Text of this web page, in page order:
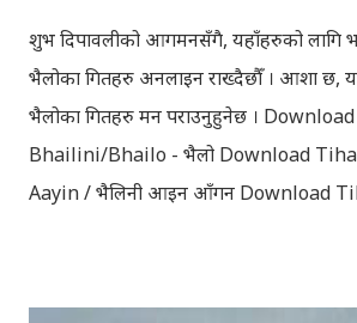
faces...
शुभ दिपावलीको आगमनसँगै, यहाँहरुको लागि
भैलोका गितहरु अनलाइन राख्दैछौँ । आशा छ,
भैलोका गितहरु मन पराउनुहुनेछ ।
Bhailini/Bhailo - भैलो Download
Aayin / भैलिनी आइन आँगन Download
Songs: diyo baali sanjh ko / दियो बाली